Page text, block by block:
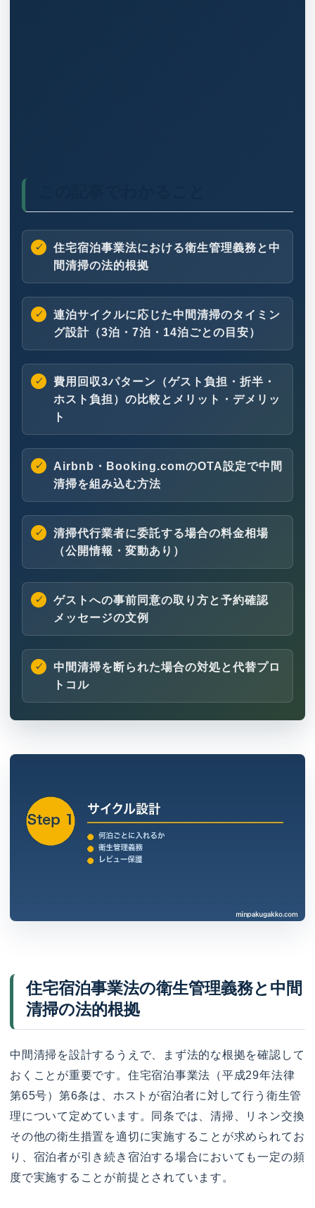
住宅宿泊事業法における衛生管理義務と中
間清掃の法的根拠
連泊サイクルに応じた中間清掃のタイミン
グ設計（3泊・7泊・14泊ごとの目安）
費用回収3パターン（ゲスト負担・折半・
ホスト負担）の比較とメリット・デメリッ
ト
Airbnb・Booking.comのOTA設定で中間
清掃を組み込む方法
清掃代行業者に委託する場合の料金相場
（公開情報・変動あり）
ゲストへの事前同意の取り方と予約確認
メッセージの文例
中間清掃を断られた場合の対処と代替プロ
トコル
住宅宿泊事業法の衛生管理義務と中間
清掃の法的根拠
中間清掃を設計するうえで、まず法的な根拠を確認して
おくことが重要です。住宅宿泊事業法（平成29年法律
第65号）第6条は、ホストが宿泊者に対して行う衛生管
理について定めています。同条では、清掃、リネン交換
その他の衛生措置を適切に実施することが求められてお
り、宿泊者が引き続き宿泊する場合においても一定の頻
度で実施することが前提とされています。